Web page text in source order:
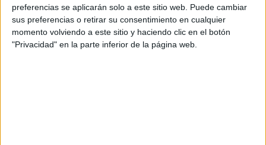
preferencias se aplicarán solo a este sitio web. Puede cambiar
sus preferencias o retirar su consentimiento en cualquier
momento volviendo a este sitio y haciendo clic en el botón
"Privacidad" en la parte inferior de la página web.
DSPORTS+ Plus (313/1313) DGO
Paramount+
DAZN (Ver en directo)